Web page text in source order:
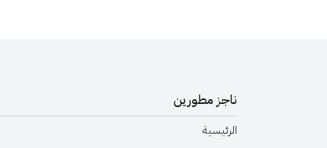
ناجز مطورين
الرئيسية